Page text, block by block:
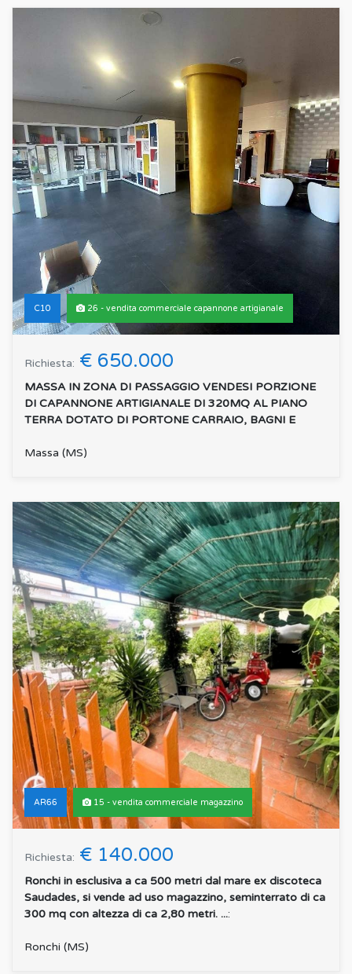
C10 26 - vendita commerciale capannone artigianale
Richiesta: € 650.000
MASSA IN ZONA DI PASSAGGIO VENDESI PORZIONE
DI CAPANNONE ARTIGIANALE DI 320MQ AL PIANO
TERRA DOTATO DI PORTONE CARRAIO, BAGNI E
Massa (MS)
AR66 15 - vendita commerciale magazzino
Richiesta: € 140.000
Ronchi in esclusiva a ca 500 metri dal mare ex discoteca
Saudades, si vende ad uso magazzino, seminterrato di ca
300 mq con altezza di ca 2,80 metri. ...:
Ronchi (MS)